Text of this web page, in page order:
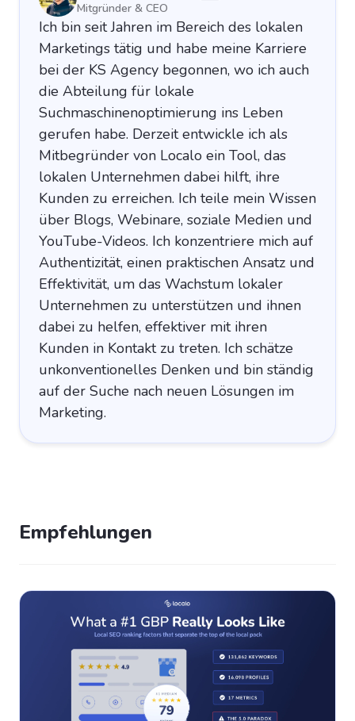
Mitgründer & CEO
Ich bin seit Jahren im Bereich des lokalen
Marketings tätig und habe meine Karriere
bei der KS Agency begonnen, wo ich auch
die Abteilung für lokale
Suchmaschinenoptimierung ins Leben
gerufen habe. Derzeit entwickle ich als
Mitbegründer von Localo ein Tool, das
lokalen Unternehmen dabei hilft, ihre
Kunden zu erreichen. Ich teile mein Wissen
über Blogs, Webinare, soziale Medien und
YouTube-Videos. Ich konzentriere mich auf
Authentizität, einen praktischen Ansatz und
Effektivität, um das Wachstum lokaler
Unternehmen zu unterstützen und ihnen
dabei zu helfen, effektiver mit ihren
Kunden in Kontakt zu treten. Ich schätze
unkonventionelles Denken und bin ständig
auf der Suche nach neuen Lösungen im
Marketing.
Empfehlungen